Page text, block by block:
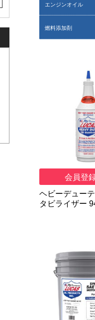
エンジンオイル
燃料添加剤
会員登
ヘビーデュー
タビライザー